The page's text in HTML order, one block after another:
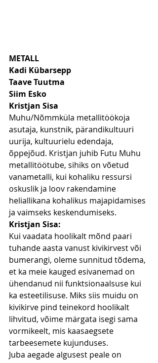
METALL
Kadi Kübarsepp
Taave Tuutma
Siim Esko
Kristjan Sisa
Muhu/Nõmmküla metallitöökoja
asutaja, kunstnik, pärandikultuuri
uurija, kultuurielu edendaja,
õppejõud. Kristjan juhib Futu Muhu
metallitöötube, sihiks on võetud
vanametalli, kui kohaliku ressursi
oskuslik ja loov rakendamine
heliallikana kohalikus majapidamises
ja vaimseks keskendumiseks.
Kristjan Sisa:
Kui vaadata hoolikalt mõnd paari
tuhande aasta vanust kivikirvest või
bumerangi, oleme sunnitud tõdema,
et ka meie kauged esivanemad on
ühendanud nii funktsionaalsuse kui
ka esteetilisuse. Miks siis muidu on
kivikirve pind teinekord hoolikalt
lihvitud, võime märgata isegi sama
vormikeelt, mis kaasaegsete
tarbeesemete kujunduses.
Juba aegade algusest peale on